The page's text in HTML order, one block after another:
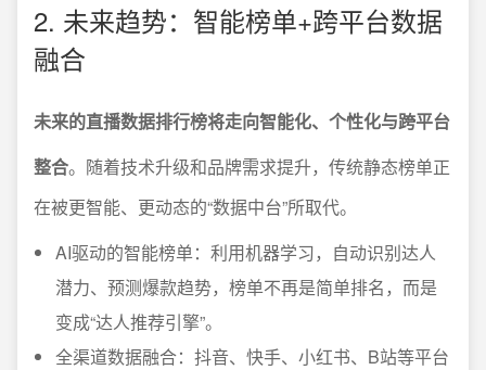
2. 未来趋势：智能榜单+跨平台数据
融合
未来的直播数据排行榜将走向智能化、个性化与跨平台
整合。随着技术升级和品牌需求提升，传统静态榜单正
在被更智能、更动态的“数据中台”所取代。
AI驱动的智能榜单：利用机器学习，自动识别达人
潜力、预测爆款趋势，榜单不再是简单排名，而是
变成“达人推荐引擎”。
全渠道数据融合：抖音、快手、小红书、B站等平台